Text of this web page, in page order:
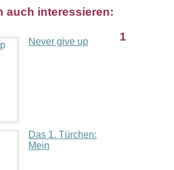
auch interessieren:
Never give up
Das 1. Türchen:
Mein
1